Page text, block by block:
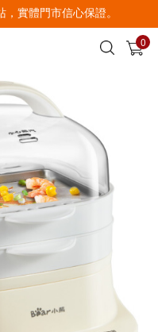
實體門市信心保證。
0
查看